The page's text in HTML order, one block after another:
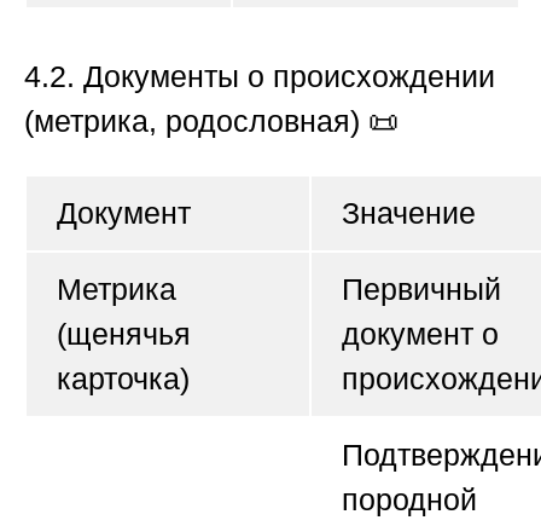
4.2. Документы о происхождении
(метрика, родословная) 📜
Документ Значение
Метрика
(щенячья
карточка)
Первичный
документ о
породной